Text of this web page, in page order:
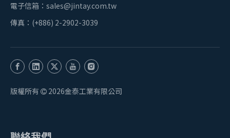
電子信箱： sales@jintay.com.tw
傳真：(+886) 2-2902-3039
版權所有  2026金泰工業有限公司